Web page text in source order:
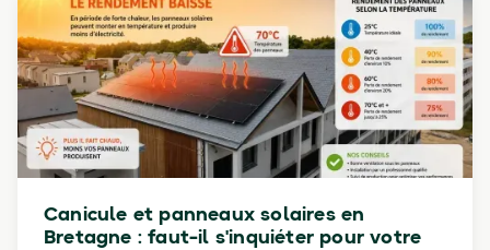
Canicule et panneaux solaires en
Bretagne : faut-il s'inquiéter pour votre